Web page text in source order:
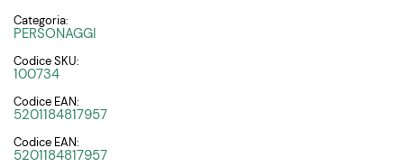
Categoria:
PERSONAGGI
Codice SKU:
100734
Codice EAN:
5201184817957
Codice EAN:
5201184817957